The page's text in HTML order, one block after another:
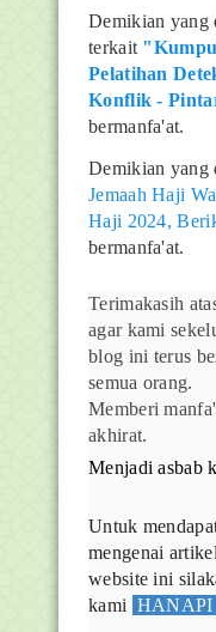
Demikian yang
terkait
Pelatihan
Konflik -
bermanfa'at.
Demikian yang
Jemaah Haji
Haji 2024,
bermanfa'at.
Terimakasih
agar kami
blog ini terus
semua orang.
Memberi
akhirat.
Menjadi asbab
Untuk
mengenai
website ini
kami